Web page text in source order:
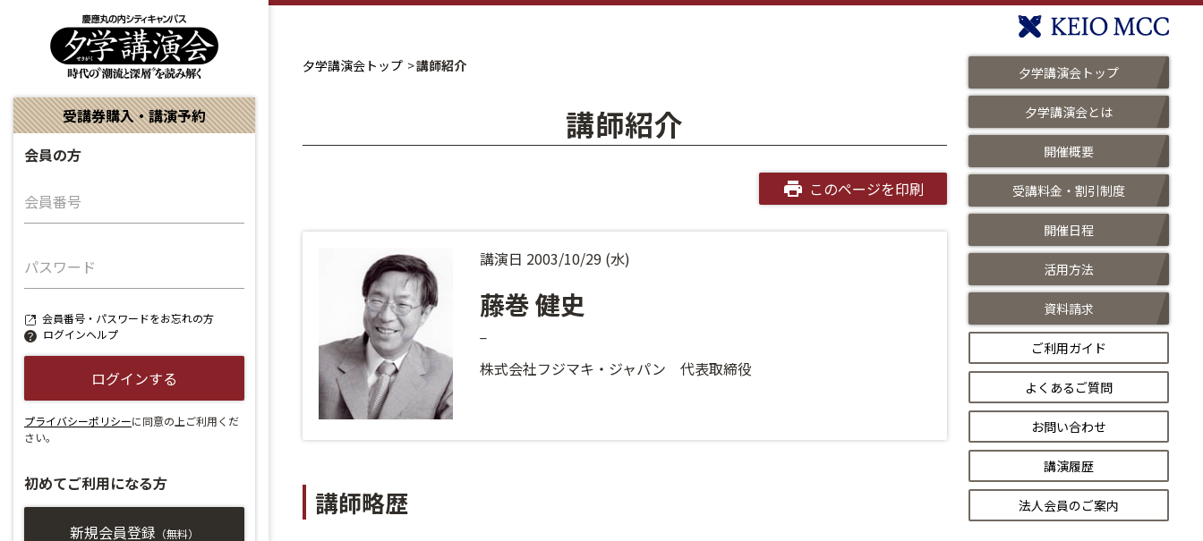
受講券購入・講演予約
会員の方
会員番号
パスワード
会員番号・パスワードをお忘れの方
ログインヘルプ
ログインする
プライバシーポリシーに同意の上ご利用くだ
さい。
初めてご利用になる方
新規会員登録 （無料）
夕学講演会トップ 講師紹介
講師紹介
このページを印刷
講演日 2003/10/29 (水)
藤巻 健史
株式会社フジマキ・ジャパン 代表取締役
講師略歴
夕学講演会トップ
夕学講演会とは
開催概要
受講料金・割引制度
開催日程
活用方法
資料請求
ご利用ガイド
よくあるご質問
お問い合わせ
講演履歴
法人会員のご案内